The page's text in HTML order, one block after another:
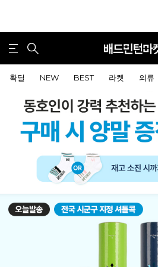
확딜 NEW BEST 라켓 의류